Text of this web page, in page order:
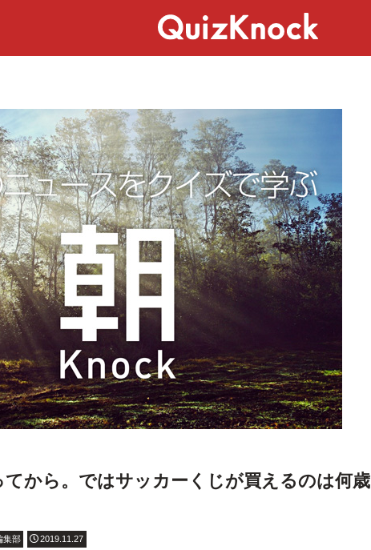
てから。ではサッカーくじが買えるのは何歳
集部 2019.11.27